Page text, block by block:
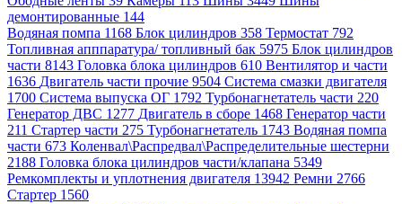
демонтированные 144
Водяная помпа 1168 Блок цилиндров 358 Термостат 792
Топливная апппаратура/ топливный бак 5975 Блок цилиндров
части 8143 Головка блока цилиндров 610 Вентилятор и части
1636 Двигатель части прочие 9504 Система смазки двигателя
1700 Система выпуска ОГ 1792 Турбонагнетатель части 220
Генератор ДВС 1277 Двигатель в сборе 1468 Генератор части
211 Стартер части 275 Турбонагнетатель 1743 Водяная помпа
части 673 Коленвал\Распредвал\Распределительные шестерни
2188 Головка блока цилиндров части/клапана 5349
Ремкомплекты и уплотнения двигателя 13942 Ремни 2766
Стартер 1560